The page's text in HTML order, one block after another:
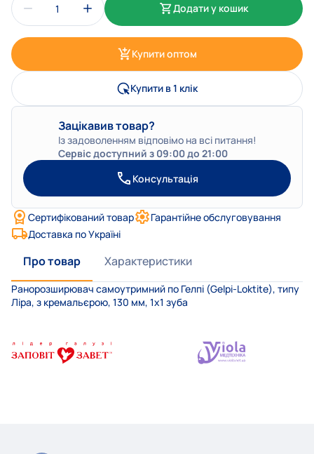
Додати у кошик
Купити оптом
Купити в 1 клік
Зацікавив товар?
Із задоволенням відповімо на всі питання!
Сервіс доступний з 09:00 до 21:00
Консультація
Сертифікований товар
Гарантійне обслуговування
Доставка по Україні
Про товар Характеристики
Ранорозширювач самоутримний по Гелпі (Gelpi-Loktite), типу
Ліра, з кремальєрою, 130 мм, 1х1 зуба